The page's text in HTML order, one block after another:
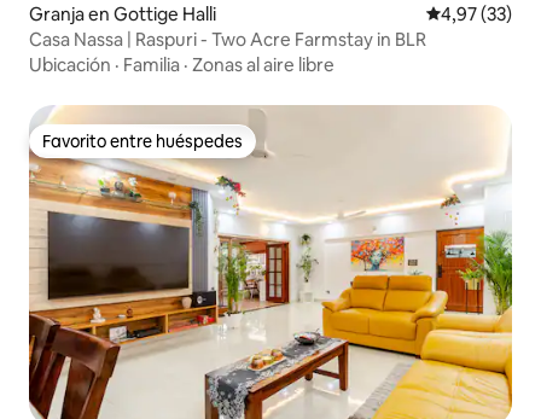
Granja en Gottige Halli Calificación
4,97 (33)
Casa Nassa | Raspuri - Two Acre Farmstay in BLR
Ubicación · Familia · Zonas al aire libre
Favorito entre huéspedes
Favorito entre huéspedes